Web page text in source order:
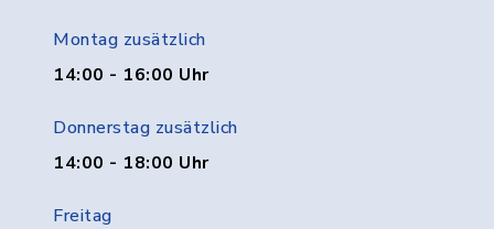
Montag zusätzlich
14:00 - 16:00 Uhr
Donnerstag zusätzlich
14:00 - 18:00 Uhr
Freitag